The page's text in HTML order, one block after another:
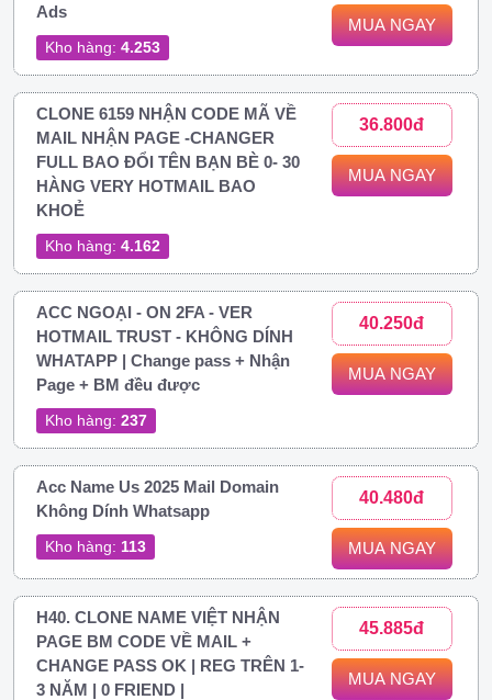
Ads
Kho hàng: 4.253
MUA NGAY
CLONE 6159 NHẬN CODE MÃ VỀ
MAIL NHẬN PAGE -CHANGER
FULL BAO ĐỔI TÊN BẠN BÈ 0- 30
HÀNG VERY HOTMAIL BAO
KHOẺ
Kho hàng: 4.162
36.800đ
MUA NGAY
ACC NGOẠI - ON 2FA - VER
HOTMAIL TRUST - KHÔNG DÍNH
WHATAPP | Change pass + Nhận
Page + BM đều được
Kho hàng: 237
40.250đ
MUA NGAY
Acc Name Us 2025 Mail Domain
Không Dính Whatsapp
Kho hàng: 113
40.480đ
MUA NGAY
H40. CLONE NAME VIỆT NHẬN
PAGE BM CODE VỀ MAIL +
CHANGE PASS OK | REG TRÊN 1-
3 NĂM | 0 FRIEND |
45.885đ
MUA NGAY